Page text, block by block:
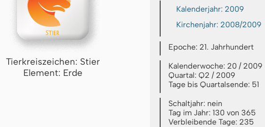
Tierkreiszeichen: Stier
Element: Erde
Kalenderjahr: 2009
Kirchenjahr: 2008/2009
Epoche: 21. Jahrhundert
Kalenderwoche: 20 / 2009
Quartal: Q2 / 2009
Tage bis Quartalsende: 51
Schaltjahr: nein
Tag im Jahr: 130 von 365
Verbleibende Tage: 235